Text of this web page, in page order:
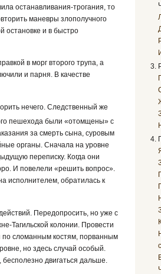
останавливания-трогания, то
маневры злополучного
остановке и в быстро
в морг второго трупа, а
и парня. В качестве
нечего. Следственный же
пешехода были «отомщены» с
за смерть сына, суровым
органы. Сначала на уровне
переписку. Когда они
И повелели «решить вопрос».
исполнителем, обратилась к
Передопросить, но уже с
Тагильской колонии. Провести
по сломанным костям, порванным
но здесь случай особый.
двигаться дальше.